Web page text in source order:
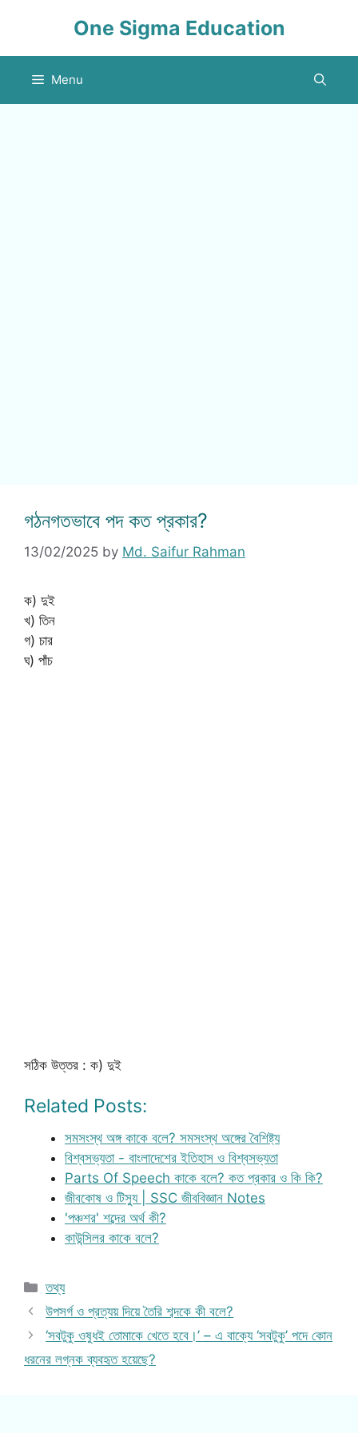
One Sigma Education
Menu
গঠনগতভাবে পদ কত প্রকার?
13/02/2025 by Md. Saifur Rahman
ক) দুই
খ) তিন
গ) চার
ঘ) পাঁচ
সঠিক উত্তর : ক) দুই
Related Posts:
সমসংস্থ অঙ্গ কাকে বলে? সমসংস্থ অঙ্গের বৈশিষ্ট্য
বিশ্বসভ্যতা - বাংলাদেশের ইতিহাস ও বিশ্বসভ্যতা
Parts Of Speech কাকে বলে? কত প্রকার ও কি কি?
জীবকোষ ও টিস্যু | SSC জীববিজ্ঞান Notes
'পঞ্চশর' শব্দের অর্থ কী?
কাউন্সিলর কাকে বলে?
Categories
তথ্য
উপসর্গ ও প্রত্যয় দিয়ে তৈরি শব্দকে কী বলে?
‘সবটুকু ওষুধই তোমাকে খেতে হবে।’ – এ বাক্যে ‘সবটুকু’ পদে কোন
ধরনের লগ্নক ব্যবহৃত হয়েছে?